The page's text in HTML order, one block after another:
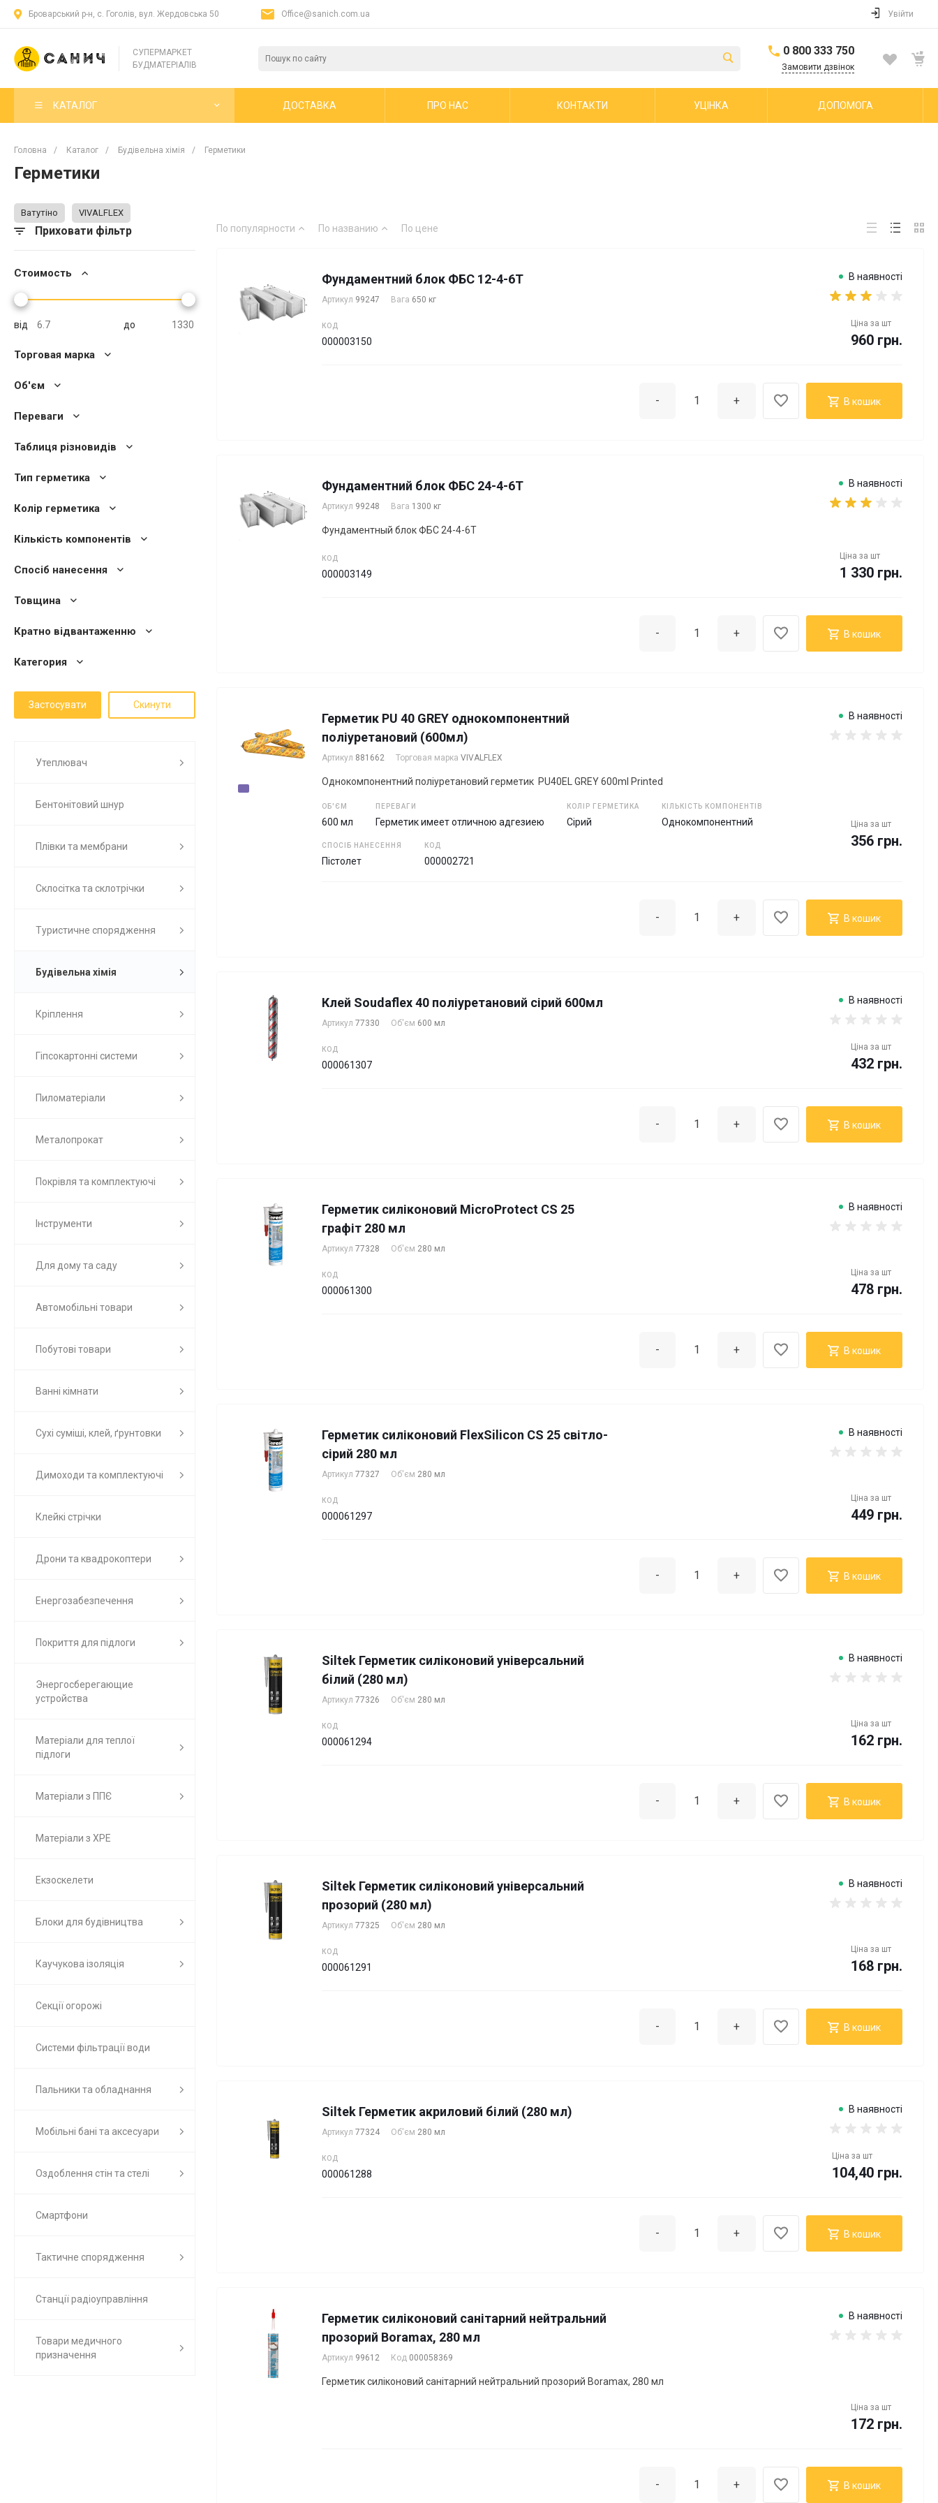
Броварський р-н, с. Гоголів, вул. Жердовська 50 Office@sanich.com.ua Увійти
СУПЕРМАРКЕТ
БУДМАТЕРІАЛІВ
0 800 333 750
Замовити дзвінок
КАТАЛОГ ДОСТАВКА ПРО НАС КОНТАКТИ УЦІНКА ДОПОМОГА
Головна / Каталог / Будівельна хімія / Герметики
Герметики
Ватутіно VIVALFLEX
Приховати фільтр
Стоимость
від до
Торговая марка
Об'єм
Переваги
Таблиця різновидів
Тип герметика
Колір герметика
Кількість компонентів
Спосіб нанесення
Товщина
Кратно відвантаженню
Категория
Утеплювач
Бентонітовий шнур
Плівки та мембрани
Склосітка та склотрічки
Туристичне спорядження
Будівельна хімія
Кріплення
Гіпсокартонні системи
Пиломатеріали
Металопрокат
Покрівля та комплектуючі
Інструменти
Для дому та саду
Автомобільні товари
Побутові товари
Ванні кімнати
Сухі суміші, клей, ґрунтовки
Димоходи та комплектуючі
Клейкі стрічки
Дрони та квадрокоптери
Енергозабезпечення
Покриття для підлоги
Энергосберегающие
устройства
Матеріали для теплої
підлоги
Матеріали з ППЄ
Матеріали з ХРЕ
Екзоскелети
Блоки для будівництва
Каучукова ізоляція
Секції огорожі
Системи фільтрації води
Пальники та обладнання
Мобільні бані та аксесуари
Оздоблення стін та стелі
Смартфони
Тактичне спорядження
Станції радіоуправління
Товари медичного
призначення
По популярности По названию По цене
Фундаментний блок ФБС 12-4-6Т
Артикул 99247 Вага 650 кг
В наявності
КОД
000003150
Ціна за шт
960 грн.
- + В кошик
Фундаментний блок ФБС 24-4-6Т
Артикул 99248 Вага 1300 кг
В наявності
Фундаментный блок ФБС 24-4-6Т
КОД
000003149
Ціна за шт
1 330 грн.
- + В кошик
Герметик PU 40 GREY однокомпонентний
поліуретановий (600мл)
Артикул 881662 Торговая марка VIVALFLEX
В наявності
Однокомпонентний поліуретановий герметик PU40EL GREY 600ml Printed
ОБ'ЄМ
600 мл
ПЕРЕВАГИ
Герметик имеет отличною адгезиею
КОЛІР ГЕРМЕТИКА
Сірий
КІЛЬКІСТЬ КОМПОНЕНТІВ
Однокомпонентний
СПОСІБ НАНЕСЕННЯ
Пістолет
КОД
000002721
Ціна за шт
356 грн.
- + В кошик
Клей Soudaflex 40 поліуретановий сірий 600мл
Артикул 77330 Об'єм 600 мл
В наявності
КОД
000061307
Ціна за шт
432 грн.
- + В кошик
Герметик силіконовий MicroProtect CS 25
графіт 280 мл
Артикул 77328 Об'єм 280 мл
В наявності
КОД
000061300
Ціна за шт
478 грн.
- + В кошик
Герметик силіконовий FlexSilicon CS 25 світло-
сірий 280 мл
Артикул 77327 Об'єм 280 мл
В наявності
КОД
000061297
Ціна за шт
449 грн.
- + В кошик
Siltek Герметик силіконовий універсальний
білий (280 мл)
Артикул 77326 Об'єм 280 мл
В наявності
КОД
000061294
Ціна за шт
162 грн.
- + В кошик
Siltek Герметик силіконовий універсальний
прозорий (280 мл)
Артикул 77325 Об'єм 280 мл
В наявності
КОД
000061291
Ціна за шт
168 грн.
- + В кошик
Siltek Герметик акриловий білий (280 мл)
Артикул 77324 Об'єм 280 мл
В наявності
КОД
000061288
Ціна за шт
104,40 грн.
- + В кошик
Герметик силіконовий санітарний нейтральний
прозорий Boramax, 280 мл
Артикул 99612 Код 000058369
В наявності
Герметик силіконовий санітарний нейтральний прозорий Boramax, 280 мл
Ціна за шт
172 грн.
- + В кошик